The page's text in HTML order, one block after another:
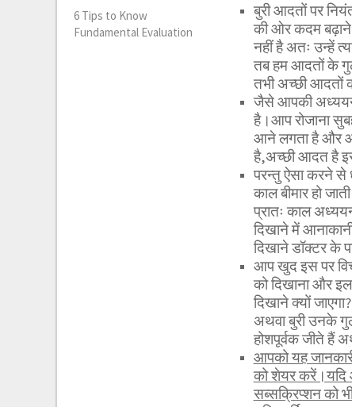
बुरी आदतों पर
की ओर कदम बढ़ाने
नहीं है अतः उन्हें
तब हम आदतों के
तभी अच्छी आदतों
जैसे आपकी
है।आप रोजाना
आने लगता है और
है,अच्छी आदत है
परन्तु ऐसा करने से
काल बीमार हो
प्रातः काल
दिखाने में
दिखाने डॉक्टर के
आप खुद इस पर
को दिखाना और
दिखाने क्यों
अथवा बुरी उनके
होशपूर्वक जीते हैं
आपको यह
को शेयर करें।यदि
सब्सक्रिप्शन को
6 Tips to Know
Fundamental Evaluation